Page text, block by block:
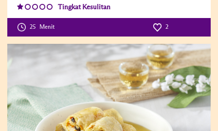
Tingkat Kesulitan
Level:1
25 Menit 2